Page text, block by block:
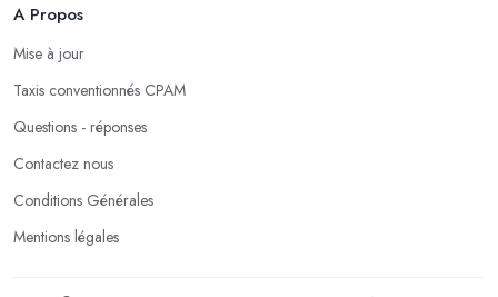
A Propos
Mise à jour
Taxis conventionnés CPAM
Questions - réponses
Contactez nous
Conditions Générales
Mentions légales